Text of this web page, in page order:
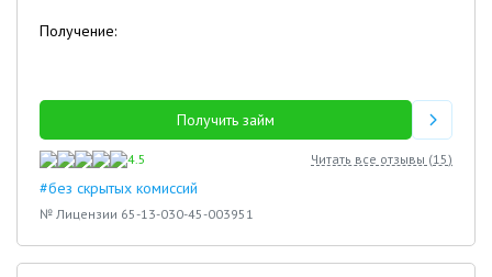
Получение:
Получить займ
4.5 Читать все отзывы (15)
#без скрытых комиссий
№ Лицензии 65-13-030-45-003951